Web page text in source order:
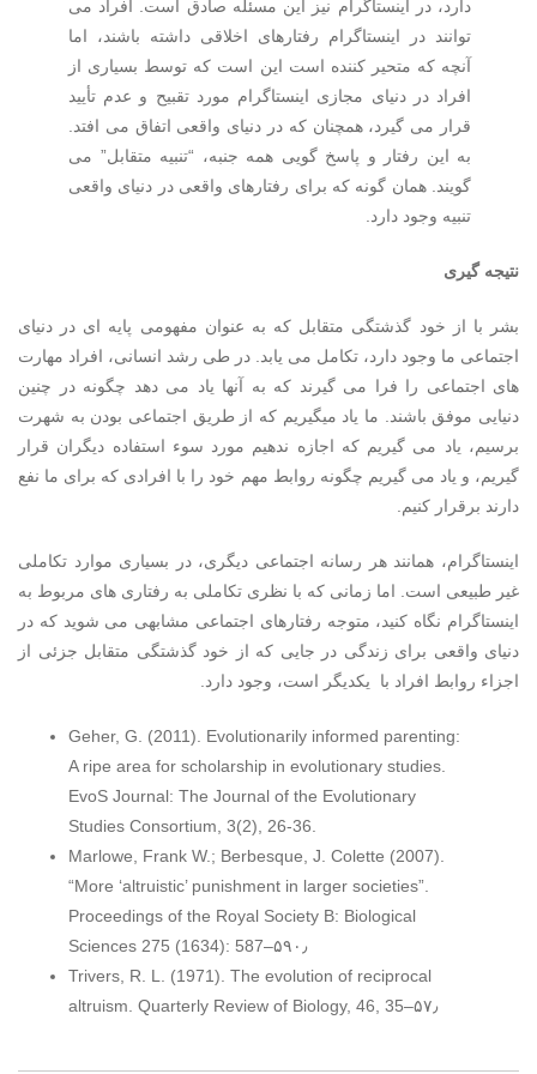
دارد، در اینستاگرام نیز این مسئله صادق است. افراد می
توانند در اینستاگرام رفتارهای اخلاقی داشته باشند، اما
آنچه که متحیر کننده است این است که توسط بسیاری از
افراد در دنیای مجازی اینستاگرام مورد تقبیح و عدم تأیید
قرار می گیرد، همچنان که در دنیای واقعی اتفاق می افتد.
به این رفتار و پاسخ گویی همه جنبه، “تنبیه متقابل” می
گویند. همان گونه که برای رفتارهای واقعی در دنیای واقعی
تنبیه وجود دارد.
نتیجه گیری
بشر با از خود گذشتگی متقابل که به عنوان مفهومی پایه ای در دنیای
اجتماعی ما وجود دارد، تکامل می یابد. در طی رشد انسانی، افراد مهارت
های اجتماعی را فرا می گیرند که به آنها یاد می دهد چگونه در چنین
دنیایی موفق باشند. ما یاد میگیریم که از طریق اجتماعی بودن به شهرت
برسیم، یاد می گیریم که اجازه ندهیم مورد سوء استفاده دیگران قرار
گیریم، و یاد می گیریم چگونه روابط مهم خود را با افرادی که برای ما نفع
دارند برقرار کنیم.
اینستاگرام، همانند هر رسانه اجتماعی دیگری، در بسیاری موارد تکاملی
غیر طبیعی است. اما زمانی که با نظری تکاملی به رفتاری های مربوط به
اینستاگرام نگاه کنید، متوجه رفتارهای اجتماعی مشابهی می شوید که در
دنیای واقعی برای زندگی در جایی که از خود گذشتگی متقابل جزئی از
اجزاء روابط افراد با یکدیگر است، وجود دارد.
Geher, G. (2011). Evolutionarily informed parenting:
A ripe area for scholarship in evolutionary studies.
EvoS Journal: The Journal of the Evolutionary
Studies Consortium, 3(2), 26-36.
Marlowe, Frank W.; Berbesque, J. Colette (2007).
“More ‘altruistic’ punishment in larger societies”.
Proceedings of the Royal Society B: Biological
Sciences 275 (1634): 587–۵۹۰٫
Trivers, R. L. (1971). The evolution of reciprocal
altruism. Quarterly Review of Biology, 46, 35–۵۷٫